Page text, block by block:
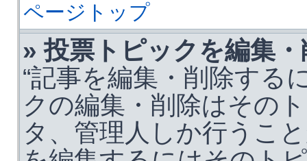
ページトップ
» 投票トピックを編集
“記事を編集・削除する
クの編集・削除はその
タ、管理人しか行うこ